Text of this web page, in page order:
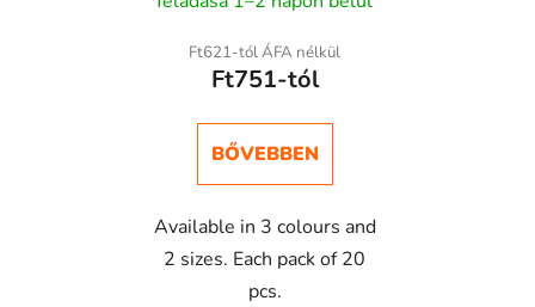
Ft621-tól ÁFA nélkül
Ft751-tól
BŐVEBBEN
Available in 3 colours and
2 sizes. Each pack of 20
pcs.